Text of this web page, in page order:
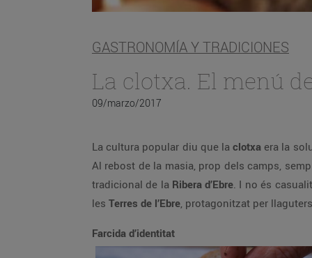
GASTRONOMÍA Y TRADICIONES
La clotxa. El menú
09/marzo/2017
La cultura popular diu que la clotxa era la
Al rebost de la masia, prop dels camps,
tradicional de la Ribera d’Ebre. I no és
les Terres de l’Ebre, protagonitzat per
Farcida d’identitat